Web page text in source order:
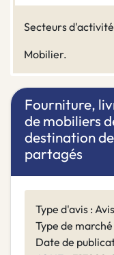
Secteurs d'activité
Mobilier.
Fourniture,
de mobiliers
destination
partagés
Type d'avis :
Type de
Date de